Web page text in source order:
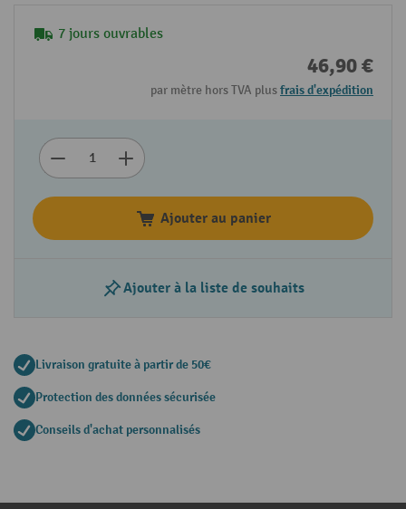
7 jours ouvrables
46,90 €
par mètre hors TVA plusfrais d'expédition
Ajouter au panier
Ajouter à la liste de souhaits
Livraison gratuite à partir de 50€
Protection des données sécurisée
Conseils d'achat personnalisés